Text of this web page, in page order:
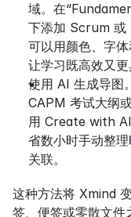
域。在
下添加 Scrum 或
可以用颜色、字
让学习既高效又更
使用 AI 生成导图
CAPM 考试大纲
用 Create with
省数小时手动整
关联。
这种方法将 Xmind
签、便签或零散文件